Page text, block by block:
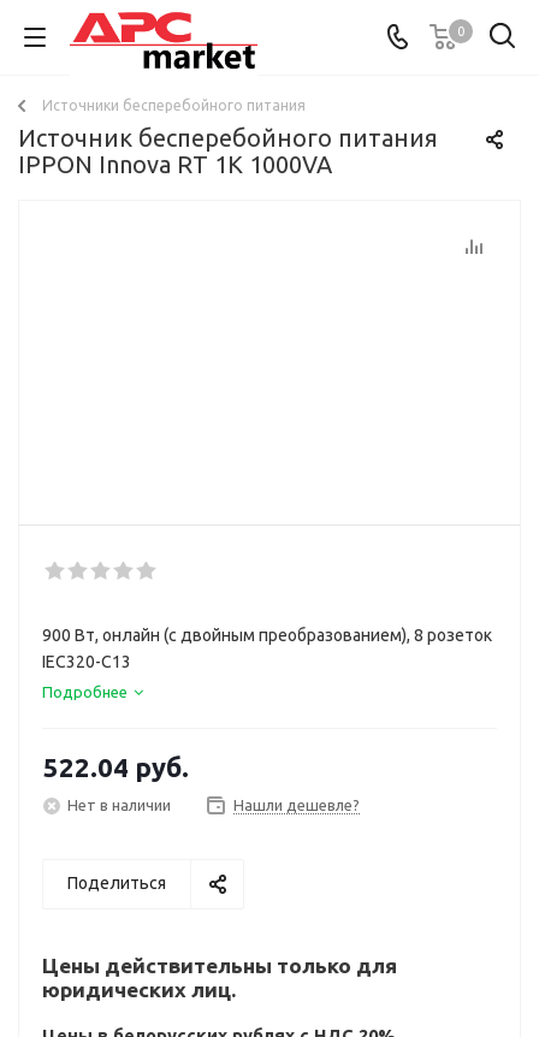
0
Источники бесперебойного питания
Источник бесперебойного питания
IPPON Innova RT 1K 1000VA
900 Вт, онлайн (с двойным преобразованием), 8 розеток
IEC320-C13
Подробнее
522.04 руб.
Нет в наличии Нашли дешевле?
Поделиться
Цены действительны только для
юридических лиц.